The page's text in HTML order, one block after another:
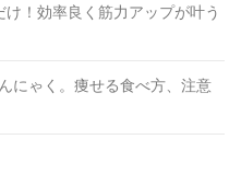
け！効率良く筋力アップが叶う
にゃく。痩せる食べ方、注意